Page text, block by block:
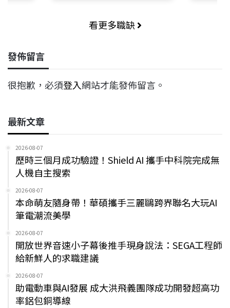
看更多職缺
發佈留言
很抱歉，必須登入網站才能發佈留言。
最新文章
2026-08-07
歷時三個月成功驗證！Shield AI 攜手中科院完成無
人機自主搜索
2026-08-07
本命萌友隨身帶！華碩攜手三麗鷗跨界聯名大玩AI
筆電潮流美學
2026-08-07
開放世界音速小子幕後推手現身說法：SEGA工程師
給新鮮人的求職建議
2026-08-07
助電動車與AI發展 成大洪飛義團隊成功開發超高功
率鋁包銅導線